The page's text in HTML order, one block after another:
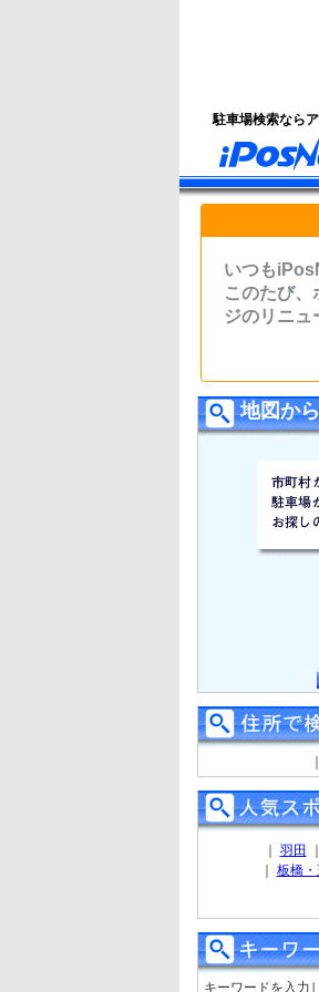
駐車場検索なら
いつも
このたび
ジのリニュ
地図か
羽田
板橋・
キーワードを入力